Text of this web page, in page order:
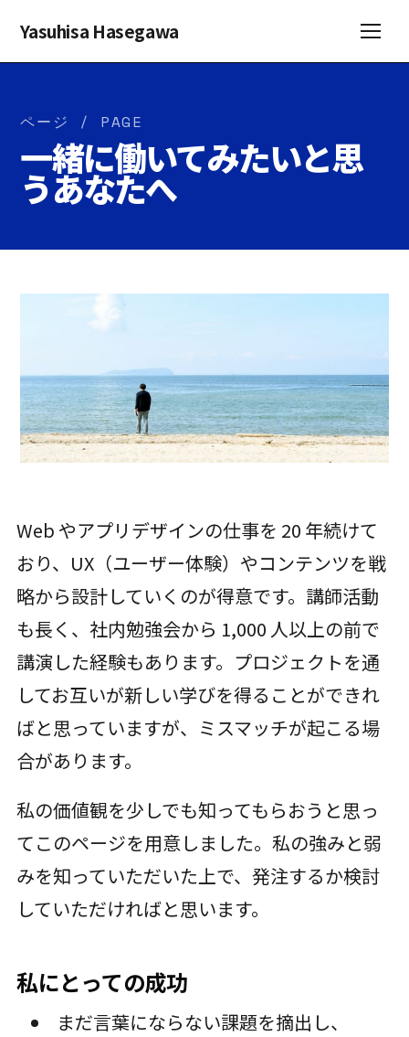
Yasuhisa Hasegawa
ページ / PAGE
一緒に働いてみたいと思
うあなたへ
Web やアプリデザインの仕事を 20 年続けて
おり、UX（ユーザー体験）やコンテンツを戦
略から設計していくのが得意です。講師活動
も長く、社内勉強会から 1,000 人以上の前で
講演した経験もあります。プロジェクトを通
してお互いが新しい学びを得ることができれ
ばと思っていますが、ミスマッチが起こる場
合があります。
私の価値観を少しでも知ってもらおうと思っ
てこのページを用意しました。私の強みと弱
みを知っていただいた上で、発注するか検討
していただければと思います。
私にとっての成功
まだ言葉にならない課題を摘出し、